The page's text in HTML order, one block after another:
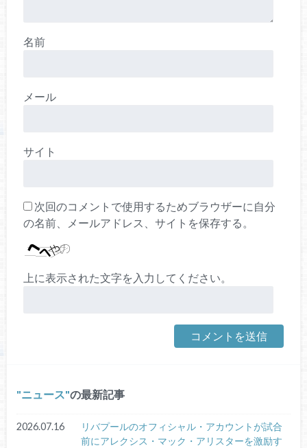
名前
メール
サイト
次回のコメントで使用するためブラウザーに自分
の名前、メールアドレス、サイトを保存する。
上に表示された文字を入力してください。
ニュース の最新記事
2026.07.16
リバプールのオフィシャル・アカウントが試合
前にアレクシス・マック・アリスターを激励す